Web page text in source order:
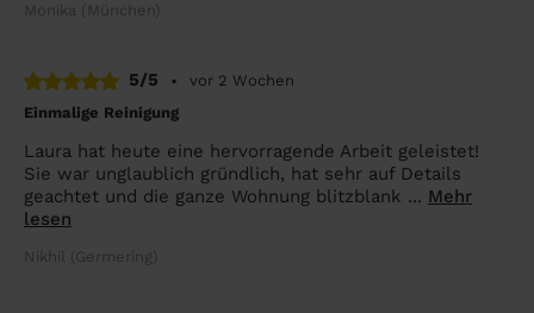
Monika (München)
5/5 •
vor 2 Wochen
Einmalige Reinigung
Laura hat heute eine hervorragende Arbeit geleistet!
Sie war unglaublich gründlich, hat sehr auf Details
geachtet und die ganze Wohnung blitzblank ... Mehr
lesen
Nikhil (Germering)